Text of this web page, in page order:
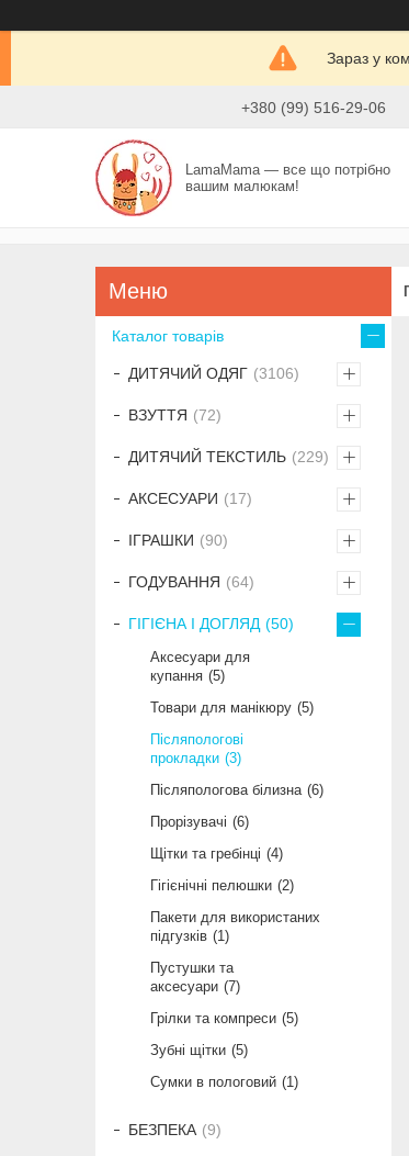
Зараз у
+380 (99) 516-29-06
LamaMama — все що потрібно
вашим малюкам!
Каталог товарів
ДИТЯЧИЙ ОДЯГ 3106
ВЗУТТЯ 72
ДИТЯЧИЙ ТЕКСТИЛЬ 229
АКСЕСУАРИ 17
ІГРАШКИ 90
ГОДУВАННЯ 64
ГІГІЄНА І ДОГЛЯД 50
Аксесуари для
купання 5
Товари для манікюру 5
Післяпологові
прокладки 3
Післяпологова білизна 6
Прорізувачі
6
Щітки та гребінці
4
Гігієнічні пелюшки 2
Пакети для використаних
підгузків
1
Пустушки та
аксесуари 7
Грілки та компреси 5
Зубні щітки 5
Сумки в пологовий
1
БЕЗПЕКА 9